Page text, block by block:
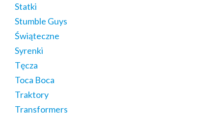
Statki
Stumble Guys
Świąteczne
Syrenki
Tęcza
Toca Boca
Traktory
Transformers